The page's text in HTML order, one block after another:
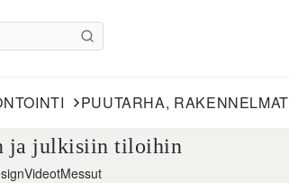
PUUTARHA, RAKENNELMAT
ja julkisiin tiloihin
VideotMessut